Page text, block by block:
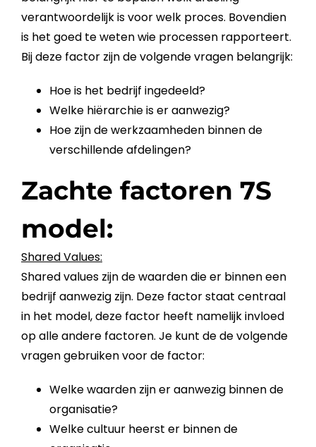
verantwoordelijk is voor welk proces. Bovendien
is het goed te weten wie processen rapporteert.
Bij deze factor zijn de volgende vragen belangrijk:
Hoe is het bedrijf ingedeeld?
Welke hiërarchie is er aanwezig?
Hoe zijn de werkzaamheden binnen de
verschillende afdelingen?
Zachte factoren 7S
model:
Shared Values:
Shared values zijn de waarden die er binnen een
bedrijf aanwezig zijn. Deze factor staat centraal
in het model, deze factor heeft namelijk invloed
op alle andere factoren. Je kunt de de volgende
vragen gebruiken voor de factor:
Welke waarden zijn er aanwezig binnen de
organisatie?
Welke cultuur heerst er binnen de